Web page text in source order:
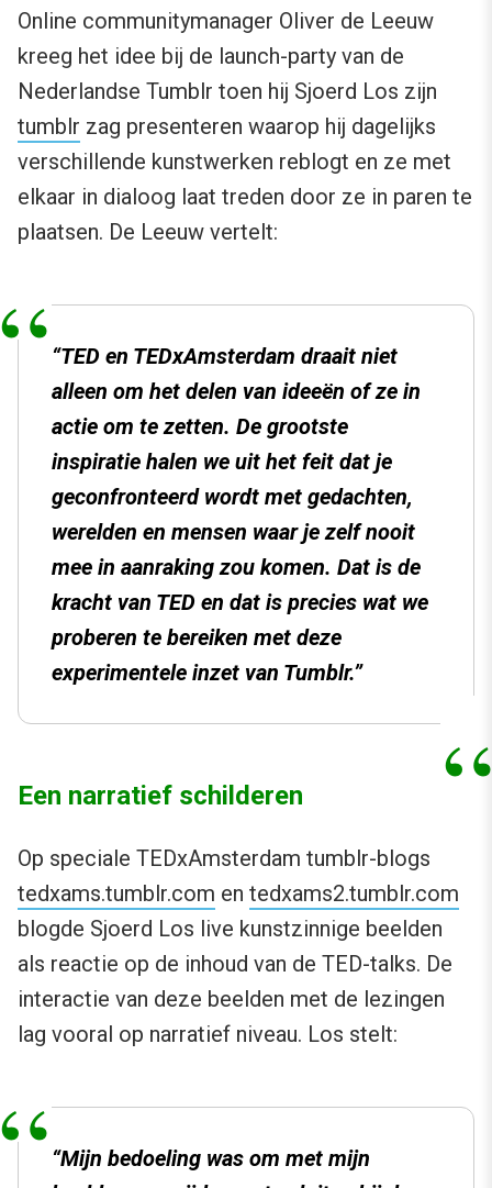
Online communitymanager Oliver de Leeuw
kreeg het idee bij de launch-party van de
Nederlandse Tumblr toen hij Sjoerd Los zijn
tumblr zag presenteren waarop hij dagelijks
verschillende kunstwerken reblogt en ze met
elkaar in dialoog laat treden door ze in paren te
plaatsen. De Leeuw vertelt:
“TED en TEDxAmsterdam draait niet
alleen om het delen van ideeën of ze in
actie om te zetten. De grootste
inspiratie halen we uit het feit dat je
geconfronteerd wordt met gedachten,
werelden en mensen waar je zelf nooit
mee in aanraking zou komen. Dat is de
kracht van TED en dat is precies wat we
proberen te bereiken met deze
experimentele inzet van Tumblr.”
Een narratief schilderen
Op speciale TEDxAmsterdam tumblr-blogs
tedxams.tumblr.com en tedxams2.tumblr.com
blogde Sjoerd Los live kunstzinnige beelden
als reactie op de inhoud van de TED-talks. De
interactie van deze beelden met de lezingen
lag vooral op narratief niveau. Los stelt:
“Mijn bedoeling was om met mijn